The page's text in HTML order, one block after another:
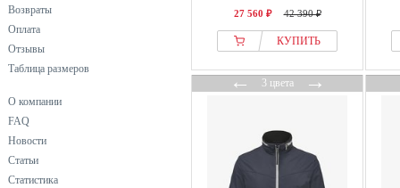
Возвраты
Оплата
Отзывы
Таблица размеров
О компании
FAQ
Новости
Статьи
Статистика
27 560 ₽ 42 390 ₽
КУПИТЬ
←3 цвета→